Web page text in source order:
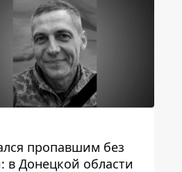
пропавшим без
в Донецкой области